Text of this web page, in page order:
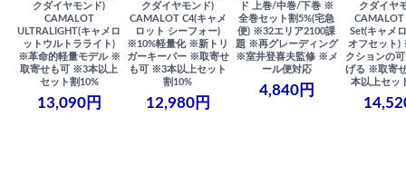
クダイヤモンド)
CAMALOT
ULTRALIGHT(キャメロ
ットウルトラライト)
※革命的軽量モデル ※
取寄せも可 ※3本以上
セット割10%
13,090円
クダイヤモンド)
CAMALOT C4(キャメ
ロット シーフォー)
※10%軽量化 ※新トリ
ガーキーパー ※取寄せ
も可 ※3本以上セット
割10%
12,980円
ド 上巻/中巻/下巻 ※
全巻セット割5%(宅急
便) ※32エリア2100課
題 ※再グレーディング
※室井登喜夫監修 ※メ
ール便対応
4,840円
クダイヤ
Set(キャメ
オフセット)
クションの
げる ※取寄
本以上セッ